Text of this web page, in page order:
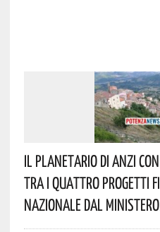
Il Planetario Di Anzi
Tra I Quattro Progetti
Nazionale Dal